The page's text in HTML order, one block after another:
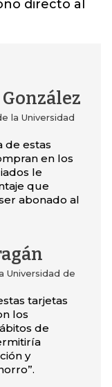
directo al
la Universidad
de estas
en los
le
que
abonado al
Universidad de
tarjetas
los
de
y